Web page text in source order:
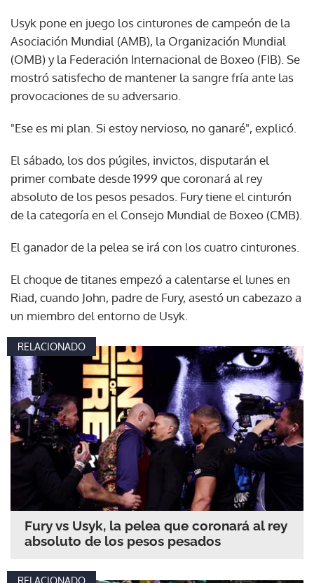
Usyk pone en juego los cinturones de campeón de la
Asociación Mundial (AMB), la Organización Mundial
(OMB) y la Federación Internacional de Boxeo (FIB). Se
mostró satisfecho de mantener la sangre fría ante las
provocaciones de su adversario.
"Ese es mi plan. Si estoy nervioso, no ganaré", explicó.
El sábado, los dos púgiles, invictos, disputarán el
primer combate desde 1999 que coronará al rey
absoluto de los pesos pesados. Fury tiene el cinturón
de la categoría en el Consejo Mundial de Boxeo (CMB).
El ganador de la pelea se irá con los cuatro cinturones.
El choque de titanes empezó a calentarse el lunes en
Riad, cuando John, padre de Fury, asestó un cabezazo a
un miembro del entorno de Usyk.
RELACIONADO
Fury vs Usyk, la pelea que coronará al rey
absoluto de los pesos pesados